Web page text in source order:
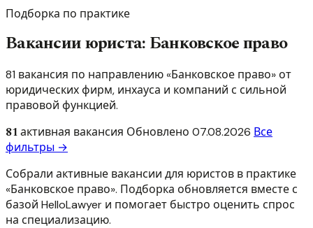
Подборка по практике
Вакансии юриста: Банковское право
81 вакансия по направлению «Банковское право» от
юридических фирм, инхауса и компаний с сильной
правовой функцией.
81активная вакансия Обновлено07.08.2026 Все
фильтры →
Собрали активные вакансии для юристов в практике
«Банковское право». Подборка обновляется вместе с
базой HelloLawyer и помогает быстро оценить спрос
на специализацию.